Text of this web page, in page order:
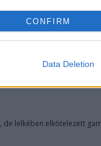
CONFIRM
Data Deletion
de lelkében elkötelezett